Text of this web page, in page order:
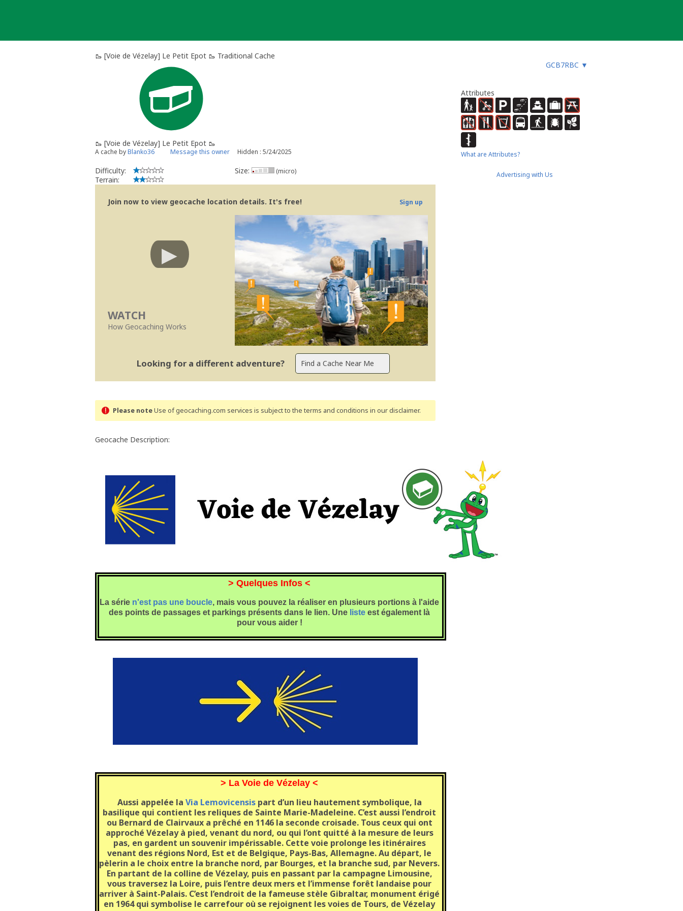
🥾​ [Voie de Vézelay] Le Petit Epot 🥾​ Traditional Cache
GCB7RBC ▼
🥾​ [Voie de Vézelay] Le Petit Epot 🥾​
A cache byBlanko36 Message this owner Hidden : 5/24/2025
Difficulty:
Terrain:
Size: (micro)
Join now to view geocache location details. It's free! Sign up
WATCH
How Geocaching Works
Looking for a different adventure?
Please noteUse of geocaching.com services is subject to the terms and conditions in our disclaimer.
Geocache Description:
> Quelques Infos <
La série n'est pas une boucle, mais vous pouvez la réaliser en plusieurs portions à l'aide
des points de passages et parkings présents dans le lien. Une liste est également là
pour vous aider !
> La Voie de Vézelay <
Aussi appelée la Via Lemovicensispart d’un lieu hautement symbolique, la
basilique qui contient les reliques de Sainte Marie-Madeleine. C’est aussi l’endroit
ou Bernard de Clairvaux a prêché en 1146 la seconde croisade. Tous ceux qui ont
approché Vézelay à pied, venant du nord, ou qui l’ont quitté à la mesure de leurs
pas, en gardent un souvenir impérissable. Cette voie prolonge les itinéraires
venant des régions Nord, Est et de Belgique, Pays-Bas, Allemagne. Au départ, le
pèlerin a le choix entre la branche nord, par Bourges, et la branche sud, par Nevers.
En partant de la colline de Vézelay, puis en passant par la campagne Limousine,
vous traversez la Loire, puis l’entre deux mers et l’immense forêt landaise pour
arriver à Saint-Palais. C’est l’endroit de la fameuse stèle Gibraltar, monument érigé
en 1964 qui symbolise le carrefour où se rejoignent les voies de Tours, de Vézelay
Attributes
What are Attributes?
Advertising with Us